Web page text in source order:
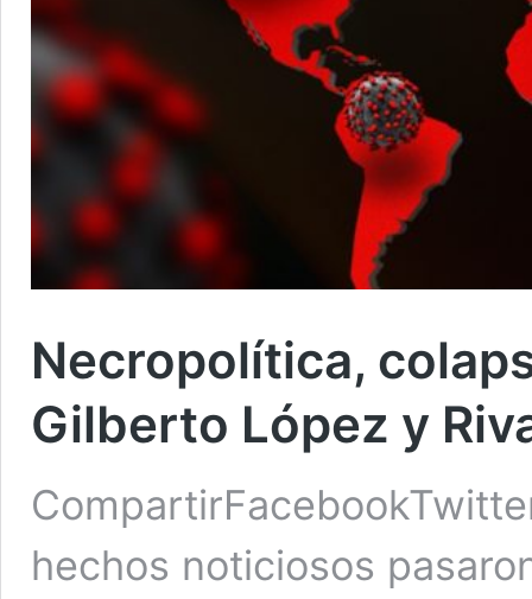
Necropolítica,
Gilberto López y
hechos noticiosos